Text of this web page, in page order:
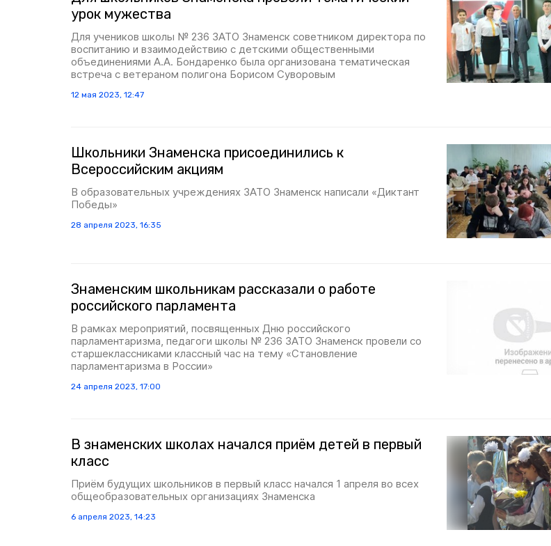
урок мужества
Для учеников школы № 236 ЗАТО Знаменск советником директора по
воспитанию и взаимодействию с детскими общественными
объединениями А.А. Бондаренко была организована тематическая
встреча с ветераном полигона Борисом Суворовым
12 мая 2023, 12:47
Школьники Знаменска присоединились к
Всероссийским акциям
В образовательных учреждениях ЗАТО Знаменск написали «Диктант
Победы»
28 апреля 2023, 16:35
Знаменским школьникам рассказали о работе
российского парламента
В рамках мероприятий, посвященных Дню российского
парламентаризма, педагоги школы № 236 ЗАТО Знаменск провели со
старшеклассниками классный час на тему «Становление
парламентаризма в России»
24 апреля 2023, 17:00
В знаменских школах начался приём детей в первый
класс
Приём будущих школьников в первый класс начался 1 апреля во всех
общеобразовательных организациях Знаменска
6 апреля 2023, 14:23